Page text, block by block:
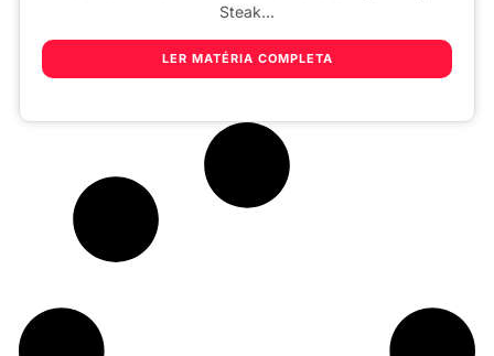
Steak...
LER MATÉRIA COMPLETA